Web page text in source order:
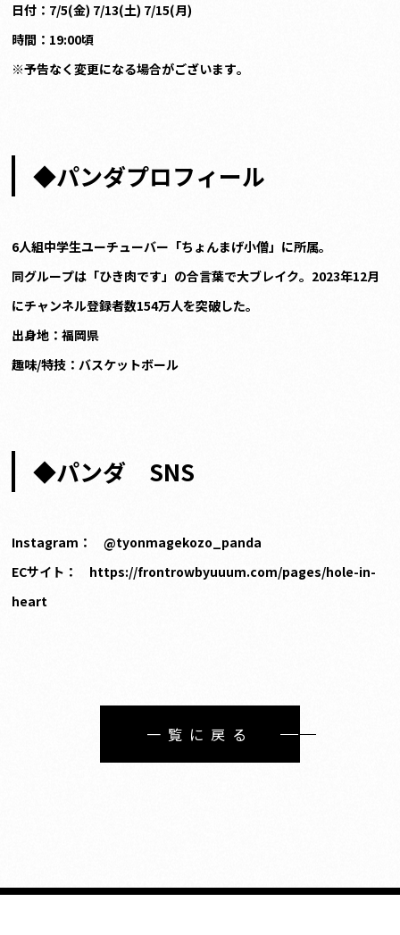
日付：7/5(金) 7/13(土) 7/15(月)
時間：19:00頃
※予告なく変更になる場合がございます。
◆パンダプロフィール
6人組中学生ユーチューバー「ちょんまげ小僧」に所属。
同グループは「ひき肉です」の合言葉で大ブレイク。2023年12月
にチャンネル登録者数154万人を突破した。
出身地：福岡県
趣味/特技：バスケットボール
◆パンダ SNS
Instagram：
@tyonmagekozo_panda
ECサイト： https://frontrowbyuuum.com/pages/hole-in-
heart
一覧に戻る